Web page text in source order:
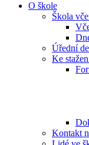
O škole
Škola
Úřední
Ke
Kontakt